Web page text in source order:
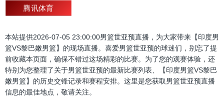
腾讯体育
本站提供2026-07-05 23:00:00男篮世亚预直播，为大家带来【印度男
篮VS黎巴嫩男篮】的现场直播。喜爱男篮世亚预的球迷们，别忘了提
前收藏本页面，确保不错过这场精彩的比赛。为了您的观赛体验，还
特别为您整理了关于男篮世亚预的最新比赛列表、【印度男篮VS黎巴
嫩男篮】的历史交锋记录和赛程安排。这里是您获取男篮世亚预直播
信息的最佳地点，敬请关注。